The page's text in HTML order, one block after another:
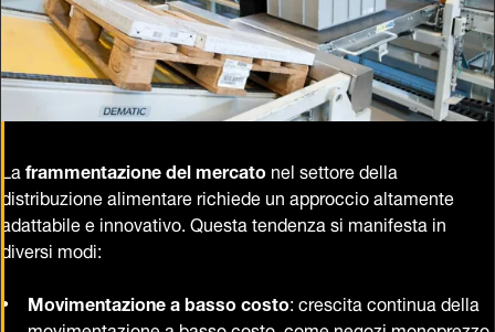
Laframmentazione del mercatonel settore della
distribuzione alimentare richiede un approccio altamente
adattabile e innovativo. Questa tendenza si manifesta in
diversi modi:
Movimentazione a basso costo: crescita continua della